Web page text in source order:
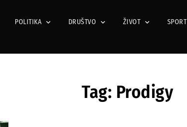
POLITIKA DRUŠTVO ŽIVOT SPORT
Tag: Prodigy